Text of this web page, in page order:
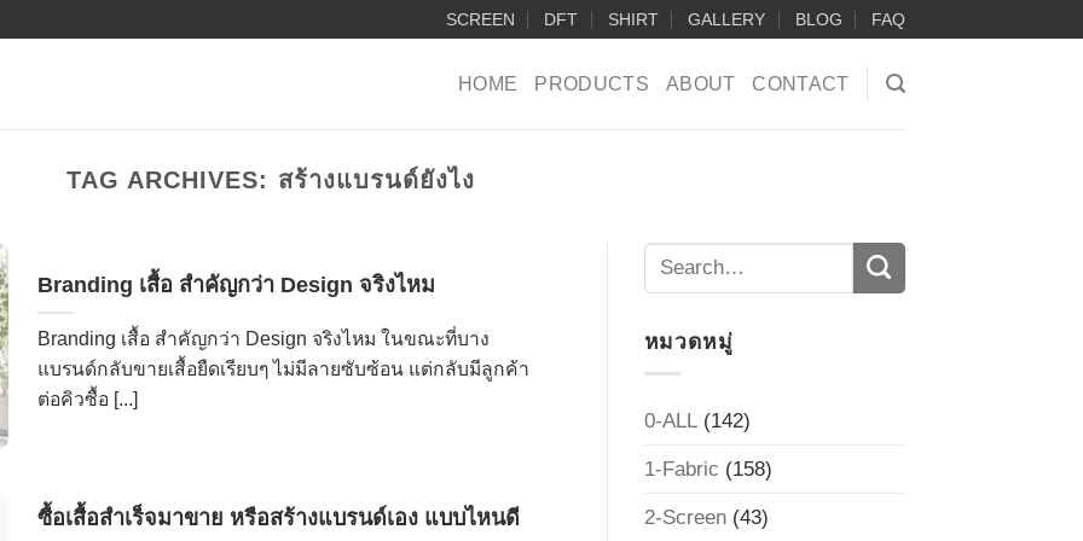
SCREEN DFT SHIRT GALLERY BLOG FAQ
HOME PRODUCTS ABOUT CONTACT
TAG ARCHIVES: สร้างแบรนด์ยังไง
Branding เสื้อ สำคัญกว่า Design จริงไหม
Branding เสื้อ สำคัญกว่า Design จริงไหม ในขณะที่บาง
แบรนด์กลับขายเสื้อยืดเรียบๆ ไม่มีลายซับซ้อน แต่กลับมีลูกค้า
ต่อคิวซื้อ [...]
ซื้อเสื้อสำเร็จมาขาย หรือสร้างแบรนด์เอง แบบไหนดี
หมวดหมู่
0-ALL(142)
1-Fabric (158)
2-Screen(43)